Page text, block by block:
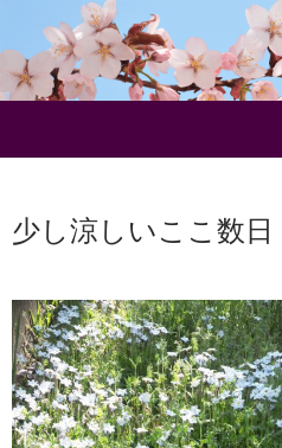
ン
ツ
ス
キ
ッ
プ
少し涼しいここ数日